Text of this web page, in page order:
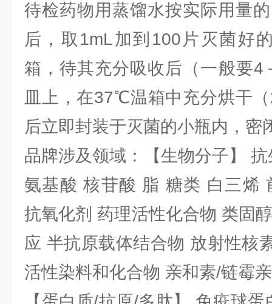
待检药物用蒸馏水按实际用量
后，取1mL加到100片灭菌好
箱，待其充分吸收后（一般要4
皿上，在37℃温箱中充分烘干
后立即封装于灭菌的小瓶内，密
品牌涉及领域：【生物分子】
氨基酸 核苷酸 脂 糖类 白三烯
抗氧化剂 药理活性化合物 类固
应 半抗原载体结合物 放射性核
活性染料和化合物 亲和素/链霉